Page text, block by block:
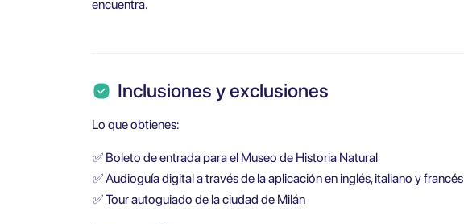
encuentra.
Inclusiones y exclusiones
Lo que obtienes:
✅ Boleto de entrada para el Museo de Historia Natural
✅Audioguía digital a través de la aplicación en inglés, italiano y francés
✅Tour autoguiado de la ciudad de Milán